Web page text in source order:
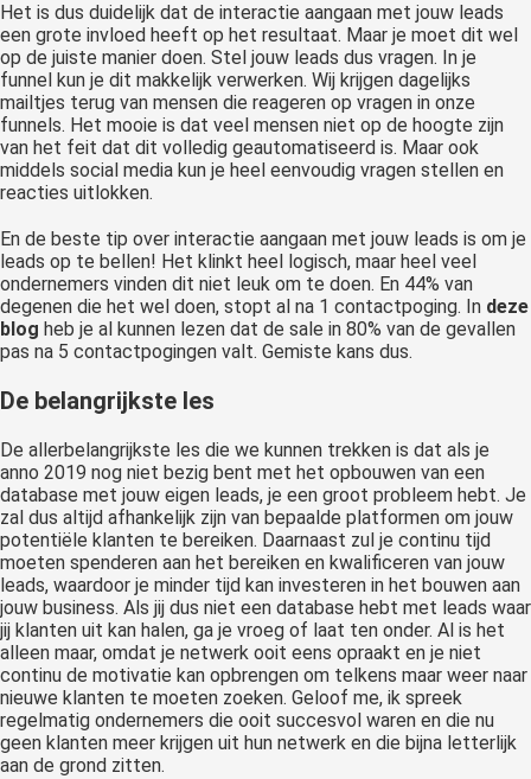
Het is dus duidelijk dat de interactie aangaan met jouw leads
een grote invloed heeft op het resultaat. Maar je moet dit wel
op de juiste manier doen. Stel jouw leads dus vragen. In je
funnel kun je dit makkelijk verwerken. Wij krijgen dagelijks
mailtjes terug van mensen die reageren op vragen in onze
funnels. Het mooie is dat veel mensen niet op de hoogte zijn
van het feit dat dit volledig geautomatiseerd is. Maar ook
middels social media kun je heel eenvoudig vragen stellen en
reacties uitlokken.
En de beste tip over interactie aangaan met jouw leads is om je
leads op te bellen! Het klinkt heel logisch, maar heel veel
ondernemers vinden dit niet leuk om te doen. En 44% van
degenen die het wel doen, stopt al na 1 contactpoging. In deze
blog heb je al kunnen lezen dat de sale in 80% van de gevallen
pas na 5 contactpogingen valt. Gemiste kans dus.
De belangrijkste les
De allerbelangrijkste les die we kunnen trekken is dat als je
anno 2019 nog niet bezig bent met het opbouwen van een
database met jouw eigen leads, je een groot probleem hebt. Je
zal dus altijd afhankelijk zijn van bepaalde platformen om jouw
potentiële klanten te bereiken. Daarnaast zul je continu tijd
moeten spenderen aan het bereiken en kwalificeren van jouw
leads, waardoor je minder tijd kan investeren in het bouwen aan
jouw business. Als jij dus niet een database hebt met leads waar
jij klanten uit kan halen, ga je vroeg of laat ten onder. Al is het
alleen maar, omdat je netwerk ooit eens opraakt en je niet
continu de motivatie kan opbrengen om telkens maar weer naar
nieuwe klanten te moeten zoeken. Geloof me, ik spreek
regelmatig ondernemers die ooit succesvol waren en die nu
geen klanten meer krijgen uit hun netwerk en die bijna letterlijk
aan de grond zitten.